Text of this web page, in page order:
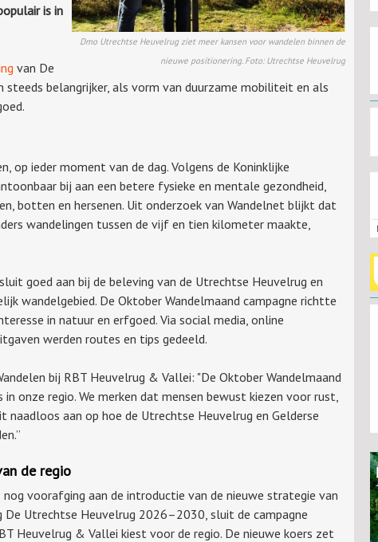
Dmo Utrechtse Heuvelrug ziet meer kansen voor wandelen binnen de
nieuwe positionering. Foto: Utrechtse Heuvelrug
is in
van De
belangrijker, als vorm van duurzame mobiliteit en als
op ieder moment van de dag. Volgens de Koninklijke
bij aan een betere fysieke en mentale gezondheid,
botten en hersenen. Uit onderzoek van Wandelnet blijkt dat
wandelingen tussen de vijf en tien kilometer maakte,
goed aan bij de beleving van de Utrechtse Heuvelrug en
wandelgebied. De Oktober Wandelmaand campagne richtte
in natuur en erfgoed. Via social media, online
werden routes en tips gedeeld.
bij RBT Heuvelrug & Vallei: "De Oktober Wandelmaand
onze regio. We merken dat mensen bewust kiezen voor rust,
naadloos aan op hoe de Utrechtse Heuvelrug en Gelderse
de regio
voorafging aan de introductie van de nieuwe strategie van
De Utrechtse Heuvelrug 2026–2030, sluit de campagne
Heuvelrug & Vallei kiest voor de regio. De nieuwe koers zet